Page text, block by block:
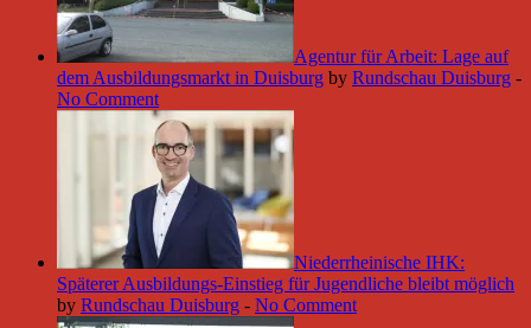
Agentur für Arbeit: Lage auf
dem Ausbildungsmarkt in Duisburg by Rundschau Duisburg -
No Comment
Niederrheinische IHK:
Späterer Ausbildungs-Einstieg für Jugendliche bleibt möglich
by Rundschau Duisburg - No Comment